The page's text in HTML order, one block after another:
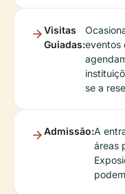
Visitas
Guiadas:eventos
se a
Admissão:A
áreas